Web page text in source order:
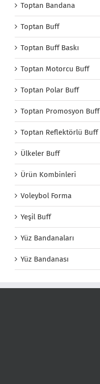
Toptan Bandana
Toptan Buff
Toptan Buff Baskı
Toptan Motorcu Buff
Toptan Polar Buff
Toptan Promosyon Buff
Toptan Reflektörlü Buff
Ülkeler Buff
Ürün Kombinleri
Voleybol Forma
Yeşil Buff
Yüz Bandanaları
Yüz Bandanası